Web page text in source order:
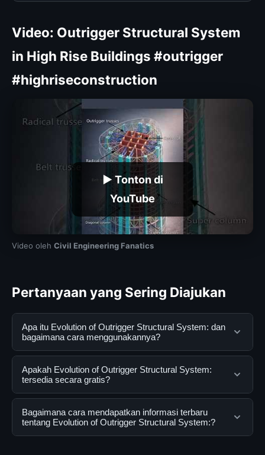
Video: Outrigger Structural System
in High Rise Buildings #outrigger
#highriseconstruction
▶ Tonton di
YouTube
Video oleh Civil Engineering Fanatics
Pertanyaan yang Sering Diajukan
Apa itu Evolution of Outrigger Structural System: dan
bagaimana cara menggunakannya?
Evolution of Outrigger Structural System: adalah
layanan digital yang dirancang untuk membantu
pengguna mendapatkan informasi lengkap dan
terpercaya. Anda dapat menggunakannya dengan
mengunjungi situs resmi dan mengikuti panduan yang
tersedia.
Apakah Evolution of Outrigger Structural System:
tersedia secara gratis?
Ya, Evolution of Outrigger Structural System: dapat
diakses secara gratis oleh semua pengguna. Tidak ada
biaya tersembunyi atau langganan yang diperlukan
Bagaimana cara mendapatkan informasi terbaru
tentang Evolution of Outrigger Structural System:?